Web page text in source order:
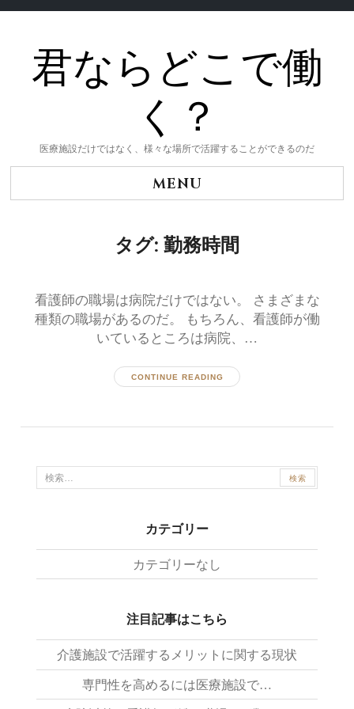
content君ならどこで働
く？
医療施設だけではなく、様々な場所で活躍することができるのだ
MENU
タグ: 勤務時間
看護師の職場は病院だけではない。 さまざまな
種類の職場があるのだ。 もちろん、看護師が働
いているところは病院、…
CONTINUE READING
索:
カテゴリー
カテゴリーなし
注目記事はこちら
介護施設で活躍するメリットに関する現状
専門性を高めるには医療施設で…